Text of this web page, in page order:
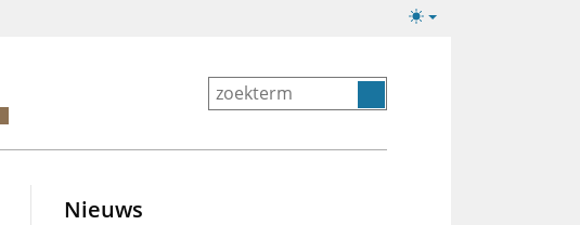
Lichte/donkere
Nieuws